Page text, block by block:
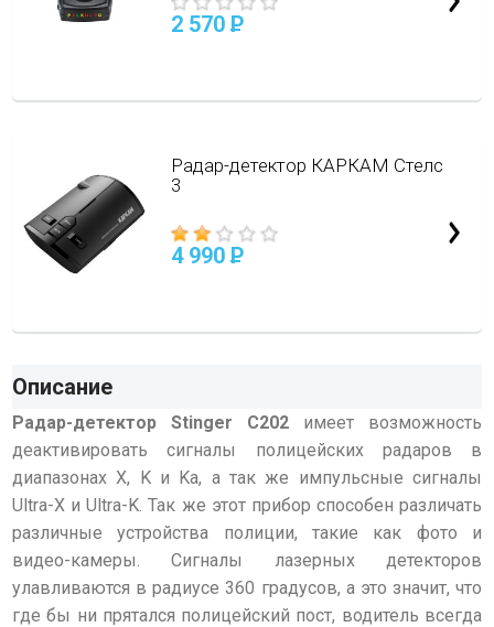
2 570 P
Радар-детектор КАРКАМ Стелс
3
4 990 P
Описание
Радар-детектор Stinger С202 имеет возможность
деактивировать сигналы полицейских радаров в
диапазонах X, K и Ka, а так же импульсные сигналы
Ultra-X и Ultra-K. Так же этот прибор способен различать
различные устройства полиции, такие как фото и
видео-камеры. Сигналы лазерных детекторов
улавливаются в радиусе 360 градусов, а это значит, что
где бы ни прятался полицейский пост, водитель всегда